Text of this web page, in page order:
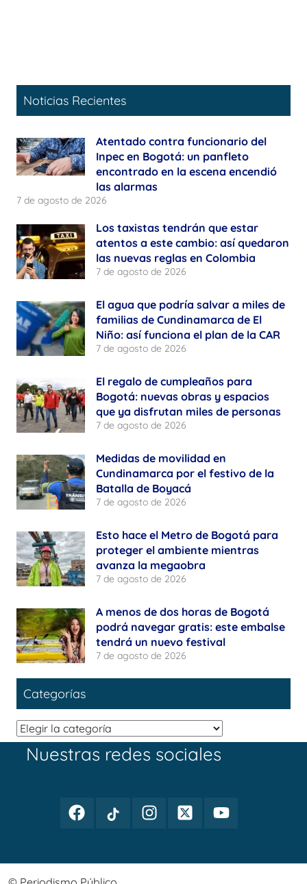
Noticias Recientes
Atentado contra funcionario del
Inpec en Bogotá: un panfleto
encontrado en la escena encendió
las alarmas
7 de agosto de 2026
Los taxistas tendrán que estar
atentos a este cambio: así quedaron
las nuevas reglas en Colombia
7 de agosto de 2026
El agua que podría salvar a miles de
familias de Cundinamarca de El
Niño: así funciona el plan de la CAR
7 de agosto de 2026
El regalo de cumpleaños para
Bogotá: nuevas obras y espacios
que ya disfrutan miles de personas
7 de agosto de 2026
Medidas de movilidad en
Cundinamarca por el festivo de la
Batalla de Boyacá
7 de agosto de 2026
Esto hace el Metro de Bogotá para
proteger el ambiente mientras
avanza la megaobra
7 de agosto de 2026
A menos de dos horas de Bogotá
podrá navegar gratis: este embalse
tendrá un nuevo festival
7 de agosto de 2026
Categorías
Categorías
Nuestras redes sociales
FacebookTikTok
InstagramTwitterYoutube